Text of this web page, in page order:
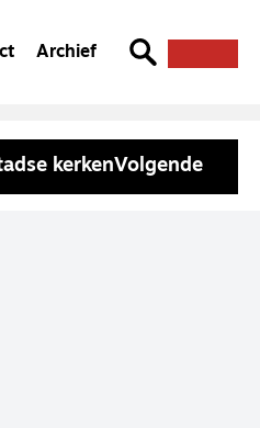
Archief
kerkenVolgende